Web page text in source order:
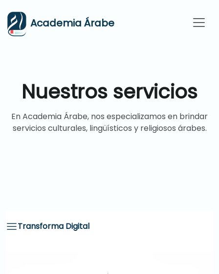
Academia Árabe
Nuestros servicios
En Academia Árabe, nos especializamos en brindar
servicios culturales, lingüísticos y religiosos árabes.
Transforma Digital